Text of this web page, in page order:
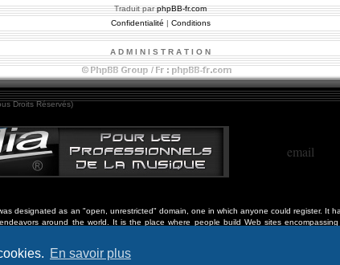
En savoir plus
Traduit parphpBB-fr.com
Confidentialité | Conditions
A D M I N I S T R A T I O N
Droits Réservés)
email
designated as an "open, unrestricted" domain, one in which anyone could register. It
around the world. It is the place where people build Web sites